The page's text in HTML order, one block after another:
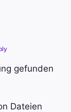
gefunden
Dateien